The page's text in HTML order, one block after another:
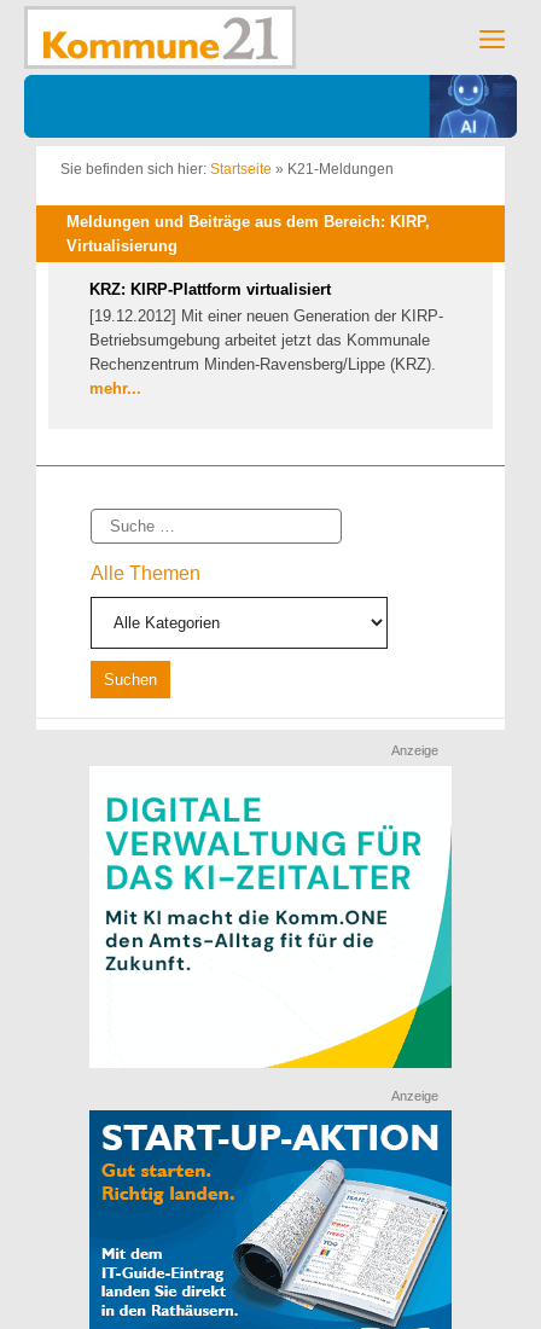
Zum
springen
Sie befinden sich hier: Startseite » K21-Meldungen
Meldungen und Beiträge aus dem Bereich: KIRP,
Virtualisierung
KRZ: KIRP-Plattform virtualisiert
[19.12.2012] Mit einer neuen Generation der KIRP-
Betriebsumgebung arbeitet jetzt das Kommunale
Rechenzentrum Minden-Ravensberg/Lippe (KRZ).
mehr...
Suche
Alle Themen
Anzeige
Anzeige